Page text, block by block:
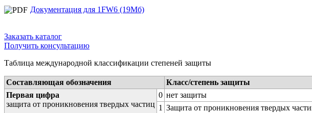
Документация для 1FW6 (19Мб)
Заказать каталог
Получить консультацию
Таблица международной классификации степеней защиты
Составляющая обозначения
Класс/степень защиты
Первая цифра
защита от проникновения твердых частиц
0 нет защиты
1 Защита от проникновения твердых